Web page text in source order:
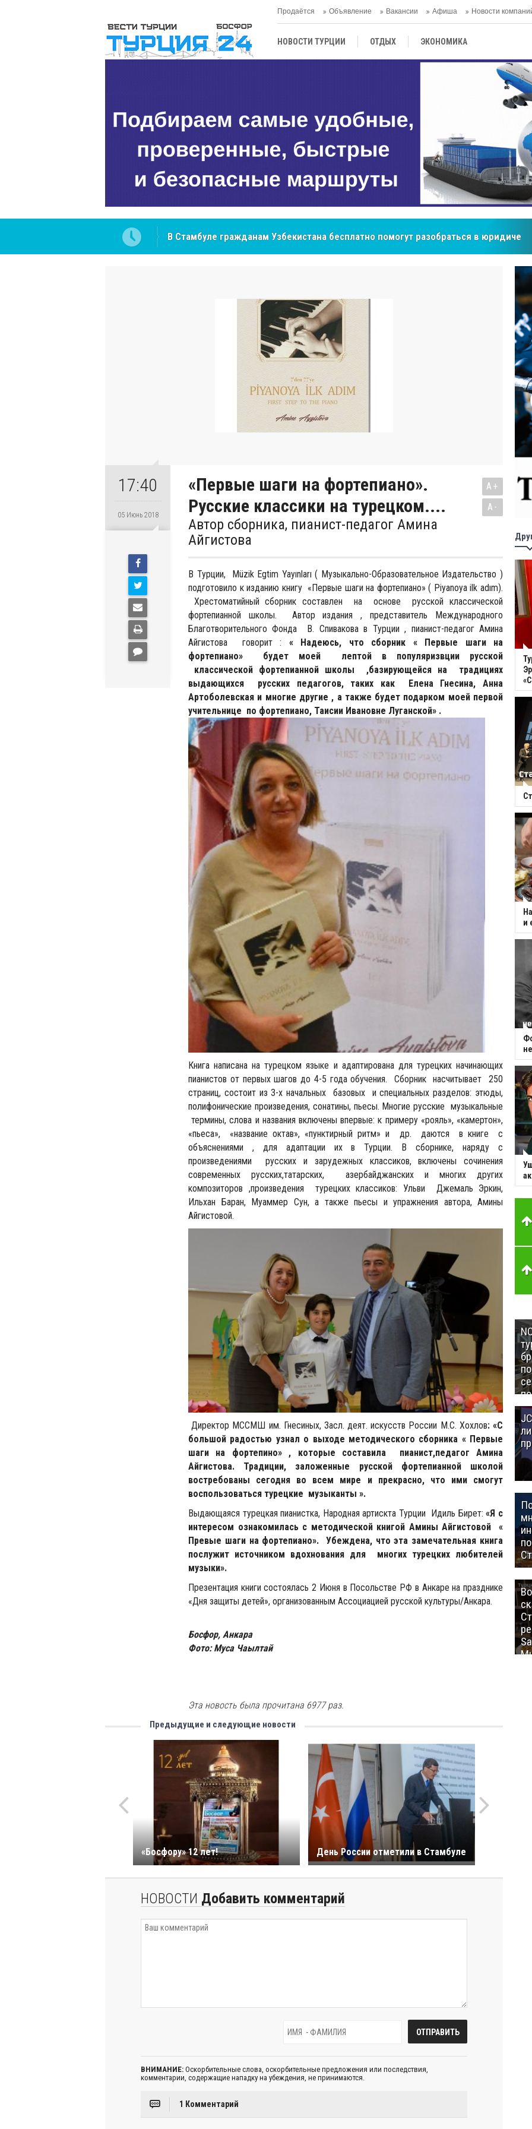
Продаётся Объявление Вакансии Афиша Новости
НОВОСТИ ТУРЦИИ ОТДЫХ ЭКОНОМИКА
ЦЕНТРАЛЬНАЯ АЗИЯ
в юридических NCS Jeans: турецкий бренд, покоривший сердца покупателей Центральной Азии
17:40
05 Июнь 2018
«Первые шаги на фортепиано».
Русские классики на турецком....
Автор сборника, пианист-педагог Амина
Айгистова
A+
A-
В Турции, Müzik Egtim Yayınları ( Музыкально-Образовательное Издательство )
подготовило к изданию книгу «Первые шаги на фортепиано» ( Piyanoya ilk adım).
Хрестоматийный сборник составлен на основе русской классической
фортепианной школы. Автор издания , представитель Международного
Благотворительного Фонда В. Спивакова в Турции , пианист-педагог Амина
Айгистова говорит :
« Надеюсь, что сборник « Первые шаги на
фортепиано» будет моей лептой в популяризвции русской
классической фортепианной школы ,базирующейся на традициях
выдающихся русских педагогов, таких как Елена Гнесина, Анна
Артоболевская и многие другие , а также будет подарком моей первой
учительнице по фортепиано, Таисии Ивановне Луганской» .
Книга написана на турецком языке и адаптирована для турецких начинающих
пианистов от первых шагов до 4-5 года обучения. Сборник насчитывает 250
страниц, состоит из 3-х начальных базовых и специальных разделов: этюды,
полифонические произведения, сонатины, пьесы. Многие русские музыкальные
термины, слова и названия включены впервые: к примеру «рояль», «камертон»,
«пьеса», «название октав», «пунктирный ритм» и др. даются в книге с
объяснениями , для адаптации их в Турции. В сборнике, наряду с
произведениями русских и зарудежных классиков, включены сочинения
современных русских,татарских, азербайджанских и многих других
композиторов ,произведения турецких классиков: Ульви Джемаль Эркин,
Ильхан Баран, Муаммер Сун, а также пьесы и упражнения автора, Амины
Айгистовой.
Директор МССМШ им. Гнесиных, Засл. деят. искусств России М.С. Хохлов: «С
большой радостью узнал о выходе методического сборника « Первые
шаги на фортепино» , которые составила пианист,педагог Амина
Айгистова. Традиции, заложенные русской фортепианной школой
востребованы сегодня во всем мире и прекрасно, что ими смогут
воспользоваться турецкие музыканты ».
Выдающаяся турецкая пианистка, Народная артискта Турции Идиль Бирет:«Я с
интересом ознакомилась с методической книгой Амины Айгистовой «
Превые шаги на фортепиано». Убеждена, что эта замечательная книга
послужит источником вдохнования для многих турецких любителей
музыки».
Презентация книги состоялась 2 Июня в Посольстве РФ в Анкаре на празднике
«Дня защиты детей», организованным Ассоциацией русской культуры/Анкара.
Босфор, Анкара
Фото: Муса Чаылтай
Эта новость была прочитана 6977 раз.
Предыдущие и следующие новости
«Босфору» 12 лет! День России отметили в Стамбуле
НОВОСТИ Добавить комментарий
ВНИМАНИЕ: Оскорбительные слова, оскорбительные предложения или последствия,
комментарии, содержащие нападку на убеждения, не принимаются.
1 Комментарий
и